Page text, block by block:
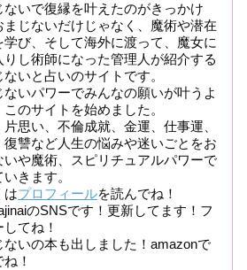
ないで復縁を叶えたのがきっかけ
まじないだけじゃなく、魔術や潜在
学び、そして海外に渡って、魔女に
りし術師になった管理人が紹介する
ないと占いのサイトです。
ないパワーでみんなの願いが叶うよ
このサイトを始めました。
片思い、不倫成就、金運、仕事運、
復讐など人生の悩みや迷いごとをお
いや魔術、スピリチュアルパワーで
きます。
はプロフィールを読んでね！
のSNSです！更新してます！フ
してね！
ないの本も出しました！amazonで
！